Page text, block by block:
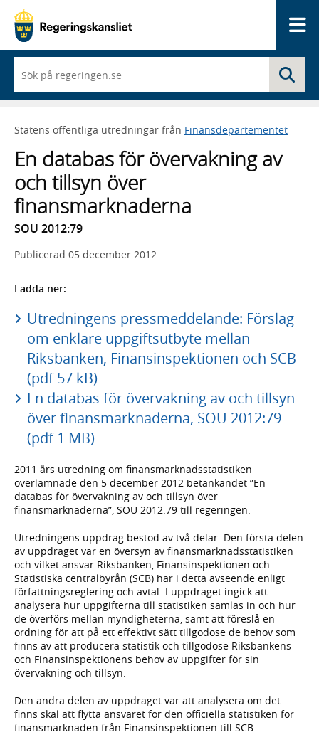
du
börjar
skriva
framträder
lista
med
sökförslag
Statens offentliga utredningar från Finansdepartementet
En databas för övervakning av
och tillsyn över
finansmarknaderna
SOU 2012:79
Publicerad 05 december 2012
Ladda ner:
Utredningens pressmeddelande: Förslag
om enklare uppgiftsutbyte mellan
Riksbanken, Finansinspektionen och SCB
(pdf 57 kB)
En databas för övervakning av och tillsyn
över finansmarknaderna, SOU 2012:79
(pdf 1 MB)
2011 års utredning om finansmarknadsstatistiken
överlämnade den 5 december 2012 betänkandet ”En
databas för övervakning av och tillsyn över
finansmarknaderna”, SOU 2012:79 till regeringen.
Utredningens uppdrag bestod av två delar. Den första delen
av uppdraget var en översyn av finansmarknadsstatistiken
och vilket ansvar Riksbanken, Finansinspektionen och
Statistiska centralbyrån (SCB) har i detta avseende enligt
författningsreglering och avtal. I uppdraget ingick att
analysera hur uppgifterna till statistiken samlas in och hur
de överförs mellan myndigheterna, samt att föreslå en
ordning för att på ett effektivt sätt tillgodose de behov som
finns av att producera statistik och tillgodose Riksbankens
och Finansinspektionens behov av uppgifter för sin
övervakning och tillsyn.
Den andra delen av uppdraget var att analysera om det
finns skäl att flytta ansvaret för den officiella statistiken för
finansmarknaden från Finansinspektionen till SCB.